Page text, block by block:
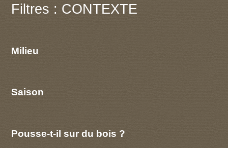
Filtres : CONTEXTE
Milieu
Saison
Pousse-t-il sur du bois ?